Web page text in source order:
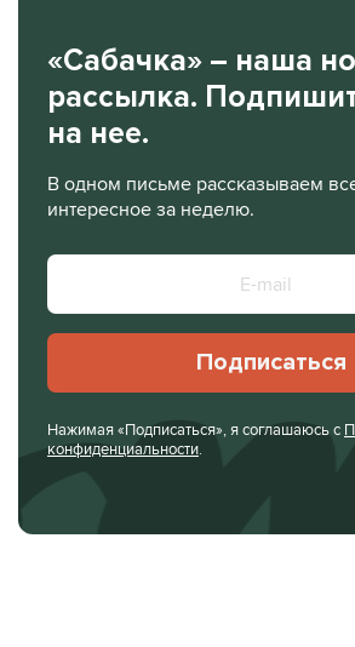
«Сабачка» – наша
рассылка.
на нее.
В одном письме рассказываем
интересное за неделю.
Подписаться
Нажимая «Подписаться», я соглашаюсь с
конфиденциальности.